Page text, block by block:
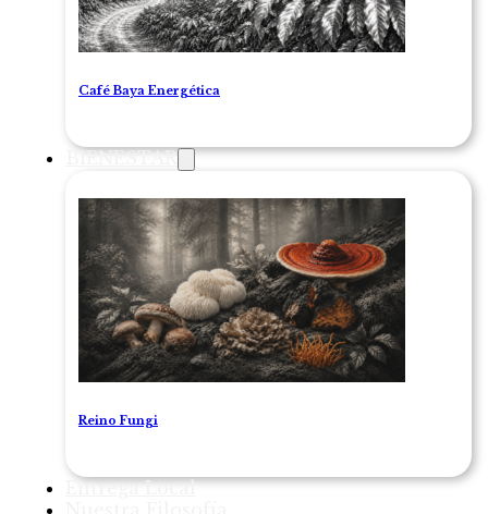
Café Baya Energética
BIENESTAR
Reino Fungi
Entrega Local